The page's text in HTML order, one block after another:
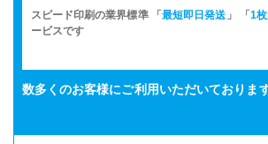
激安便
16時までの入稿・校了で当日発送
スピード印刷の業界標準 「 最短即日発送 」 「 1
ービスです
数多くのお客様にご利用いただいておりま